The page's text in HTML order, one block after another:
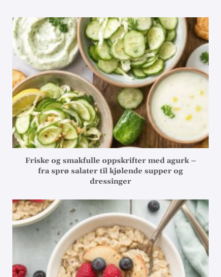
Friske og smakfulle oppskrifter med agurk –
fra sprø salater til kjølende supper og
dressinger